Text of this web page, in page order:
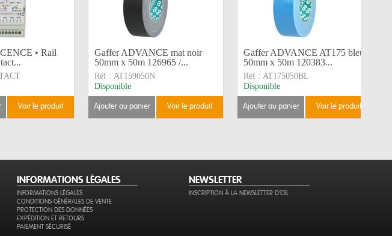
• Rail
voir le produit
Gaffer ADVANCE mat noir
50mm x 50m 126965 /...
Réf : AT159050N
Disponible
ajouter au panier voir le produit
Gaffer ADVANCE AT175 bleu
50mm x 50m 120383...
Réf : AT175050BL
Disponible
ajouter au panier voir le produit
INFORMATIONS LÉGALES
INFORMATIONS LÉGALES
CONDITIONS GÉNÉRALES DE VENTE
PROTECTION DES DONNÉES
EXPÉDITION ET RETOURS
PAIEMENT SÉCURISÉ
NEWSLETTER
INSCRIPTION À LA NEWSLETTER D'ESL